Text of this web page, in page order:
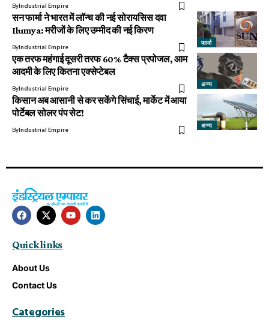
ByIndustrial Empire
फार्मा
सन फार्मा ने भारत में लॉन्च की नई सोरायसिस दवा
Ilumya: मरीजों के लिए उम्मीद की नई किरण
ByIndustrial Empire
अन्य
एक तरफ महंगाई दूसरी तरफ 60% टैक्स प्रपोजल, आम
आदमी के लिए कितना एक्सेप्टेबल
ByIndustrial Empire
अन्य
किसान अब आसानी से कर सकेंगे सिंचाई, मार्केट में आया
पोर्टेबल सोलर पंप सेट!
ByIndustrial Empire
Quick links
About Us
Contact Us
Categories